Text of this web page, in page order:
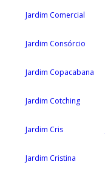
Jardim Comercial
Jardim Consórcio
Jardim Copacabana
Jardim Cotching
Jardim Cris
Jardim Cristina